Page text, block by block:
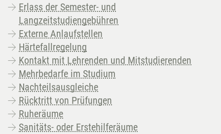
Erlass der Semester- und
Langzeitstudiengebühren
Externe Anlaufstellen
Härtefallregelung
Kontakt mit Lehrenden und Mitstudierenden
Mehrbedarfe im Studium
Nachteilsausgleiche
Rücktritt von Prüfungen
Ruheräume
Sanitäts- oder Erstehilferäume